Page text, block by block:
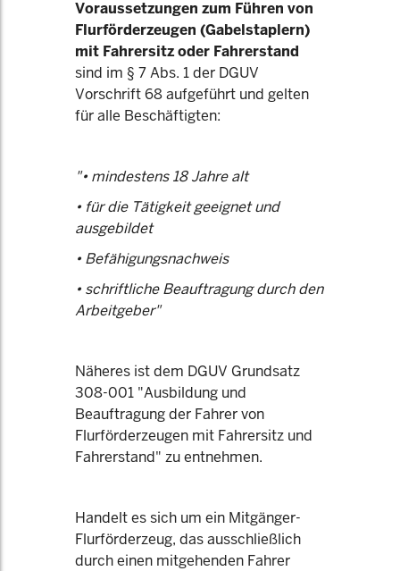
Voraussetzungen zum Führen von
Flurförderzeugen (Gabelstaplern)
mit Fahrersitz oder Fahrerstand
sind im § 7 Abs. 1 der DGUV
Vorschrift 68 aufgeführt und gelten
für alle Beschäftigten:
"• mindestens 18 Jahre alt
• für die Tätigkeit geeignet und
ausgebildet
• Befähigungsnachweis
• schriftliche Beauftragung durch den
Arbeitgeber"
Näheres ist dem DGUV Grundsatz
308-001 "Ausbildung und
Beauftragung der Fahrer von
Flurförderzeugen mit Fahrersitz und
Fahrerstand" zu entnehmen.
Handelt es sich um ein Mitgänger-
Flurförderzeug, das ausschließlich
durch einen mitgehenden Fahrer